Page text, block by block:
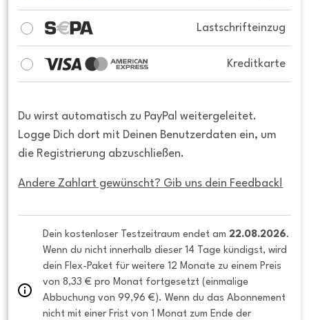
Lastschrifteinzug
Kreditkarte
Du wirst automatisch zu PayPal weitergeleitet.
Logge Dich dort mit Deinen Benutzerdaten ein, um
die Registrierung abzuschließen.
Andere Zahlart gewünscht? Gib uns dein Feedback!
Dein kostenloser Testzeitraum endet am 22.08.2026.
Wenn du nicht innerhalb dieser 14 Tage kündigst, wird
dein Flex-Paket für weitere 12 Monate zu einem Preis
von 8,33 € pro Monat fortgesetzt (einmalige
Abbuchung von 99,96 €). Wenn du das Abonnement
nicht mit einer Frist von 1 Monat zum Ende der